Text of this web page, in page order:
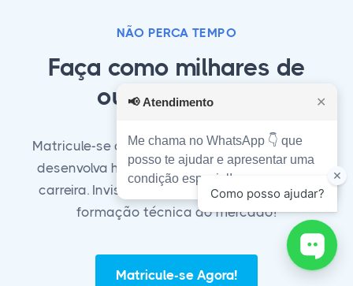
NÃO PERCA TEMPO
Faça como milhares de
outros alunos!
Matricule-se agora em nosso curso técnico e
desenvolva habilidades essenciais para sua
carreira. Invista em seu futuro com a melhor
formação técnica do mercado!
Matricule-se Agora!
📢 Atendimento ✕
Me chama no WhatsApp 👇 que
posso te ajudar e apresentar uma
condição especial!